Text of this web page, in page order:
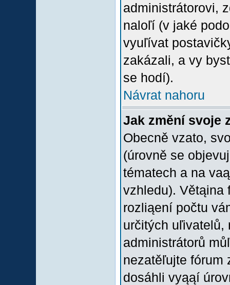
administrátorovi,
naloľí (v jaké
vyuľívat
zakázali, a vy
se hodí).
Návrat nahoru
Jak změní svoje
Obecně vzato,
(úrovně se
tématech a na
vzhledu). Větąina
rozliąení počtu
určitých uľivatelů,
administrátorů
nezatěľujte fórum
dosáhli vyąąí